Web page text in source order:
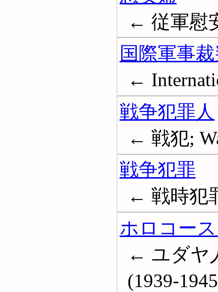
← 従軍慰
国際軍事
←
戦争犯罪人
← 戦犯;
戦争犯罪
← 戦時犯
ホロコー
← ユダヤ
(1939-